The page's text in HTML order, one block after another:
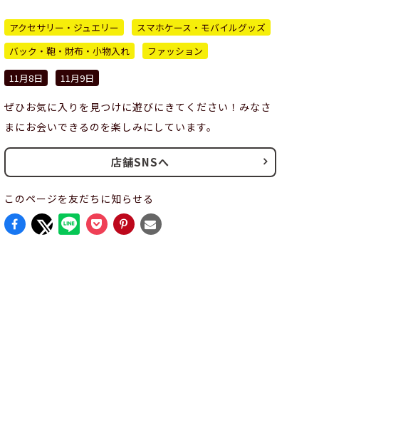
アクセサリー・ジュエリー
スマホケース・モバイルグッズ
バック・鞄・財布・小物入れ
ファッション
11月8日
11月9日
ぜひお気に入りを見つけに遊びにきてください！みなさ
まにお会いできるのを楽しみにしています。
店舗SNSへ
このページを友だちに知らせる